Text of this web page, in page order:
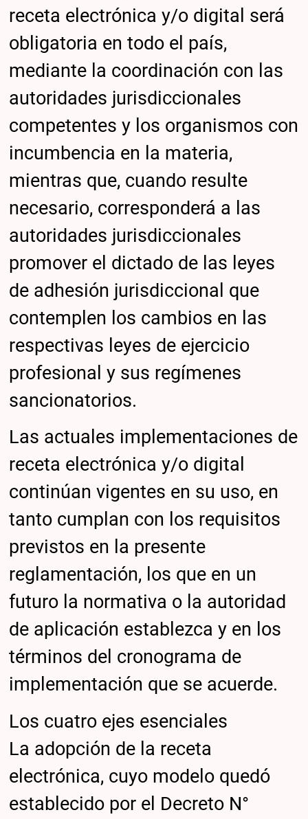
receta electrónica y/o digital será
obligatoria en todo el país,
mediante la coordinación con las
autoridades jurisdiccionales
competentes y los organismos con
incumbencia en la materia,
mientras que, cuando resulte
necesario, corresponderá a las
autoridades jurisdiccionales
promover el dictado de las leyes
de adhesión jurisdiccional que
contemplen los cambios en las
respectivas leyes de ejercicio
profesional y sus regímenes
sancionatorios.
Las actuales implementaciones de
receta electrónica y/o digital
continúan vigentes en su uso, en
tanto cumplan con los requisitos
previstos en la presente
reglamentación, los que en un
futuro la normativa o la autoridad
de aplicación establezca y en los
términos del cronograma de
implementación que se acuerde.
Los cuatro ejes esenciales
La adopción de la receta
electrónica, cuyo modelo quedó
establecido por el Decreto N°